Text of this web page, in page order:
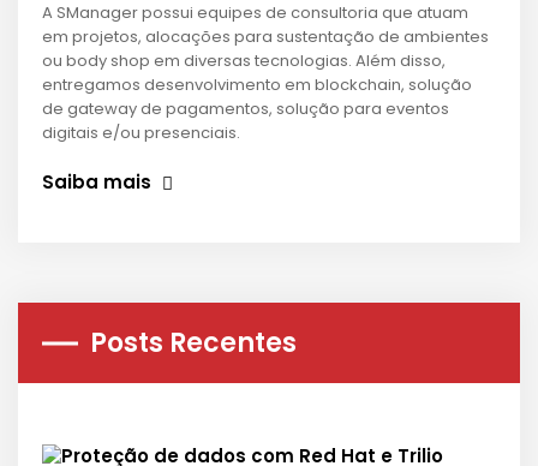
A SManager possui equipes de consultoria que atuam
em projetos, alocações para sustentação de ambientes
ou body shop em diversas tecnologias. Além disso,
entregamos desenvolvimento em blockchain, solução
de gateway de pagamentos, solução para eventos
digitais e/ou presenciais.
Saiba mais
Posts Recentes